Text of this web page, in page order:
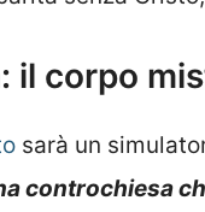
il corpo
sarà un
controchiesa